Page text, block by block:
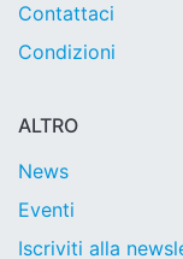
Contattaci
Condizioni
ALTRO
News
Eventi
Iscriviti alla